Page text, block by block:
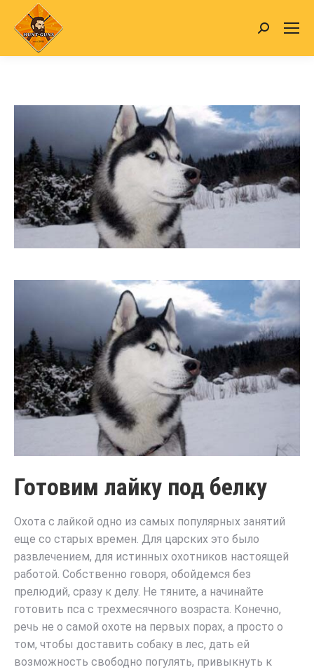
Search:
Готовим лайку под белку
Охота с лайкой одно из самых популярных занятий
еще со старых времен. Для царских это было
развлечением, для истинных охотников настоящей
работой. Собственно говоря, обойдемся без
прелюдий, сразу к делу. Не тяните, а начинайте
готовить пса с трехмесячного возраста. Конечно,
речь не о самой охоте на первых порах, а просто о
том, чтобы доставить собаку в лес, дать ей
возможность свободно погулять, привыкнуть к